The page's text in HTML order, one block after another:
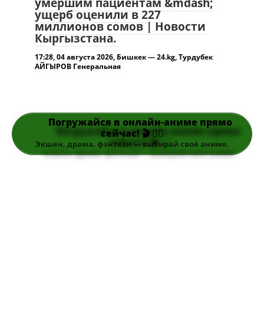
ущерб оценили в 227
миллионов сомов | Новости
Кыргызстана.
17:28, 04 августа 2026, Бишкек — 24.kg, Турдубек
АЙГЫРОВ Генеральная
Погружайся в онлайн-аниме прямо
сейчас! 🎬 👆🏻
Экшен, драма, фэнтези — выбирай своё аниме.